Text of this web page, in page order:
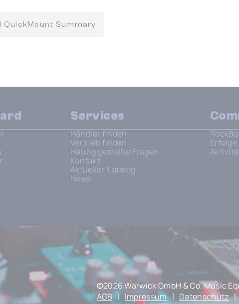
QuickMount Summary
Services
Händler finden
Vertrieb finden
Häufig gestellte Fragen
Kontakt
Aktueller Katalog
News
Erfolge
©2026 Warwick GmbH & Co. Music
AGB | Impressum | Datenschutz |